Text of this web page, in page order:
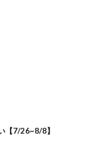
【7/26~8/8】